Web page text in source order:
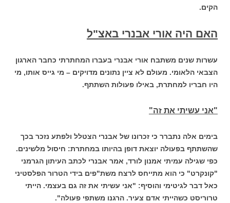
הקים.
האם היה אורי אבנרי באצ"ל
עשרות שנים משתבח אורי אבנרי בעברו המחתרתי כחבר הארגון
הצבאי הלאומי. מעולם לא ציין נתונים מדויקים – מי גייס אותו, מי
היו חבריו למחתרת, באילו פעולות השתתף.
"אני עשיתי את זה"
בימים אלה נתברר כי זכרונו של אבנרי הצטלל ולפתע נזכר בכך
שהשתתף בפעולה יוצאת דופן בהיותו במחתרת: חיסול מלשינים.
כפי שגילה עמיתי אמנון לורד, אמר אבנרי לכתב העיתון הגרמני
"קונקרט" כי הוא מתייחס לרצח משת"פים בידי הטרור הפלסטיני
כאל דבר לגיטימי והוסיף: "אני עשיתי את זה גם בעצמי. הייתי
טרוריסט כשהייתי אדם צעיר. הרגנו משתפי פעולה".